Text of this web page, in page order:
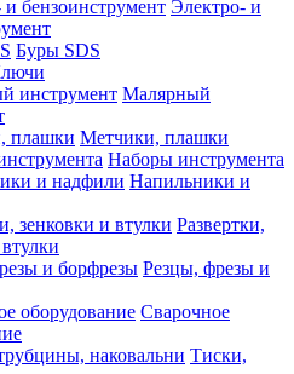
Электро- и
Буры SDS
Малярный
Метчики, плашки
Наборы инструмента
Напильники и
Развертки,
Резцы, фрезы и
Сварочное
Тиски,